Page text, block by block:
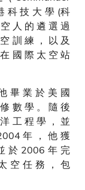
科 技 大 學 (科
人 的 遴 選 過
訓 練 ， 以 及
國 際 太 空 站
畢 業 於 美 國
數 學 。 隨 後
工 程 學 ， 並
年 ， 他 獲
於 2006 年 完
空 任 務 ， 包